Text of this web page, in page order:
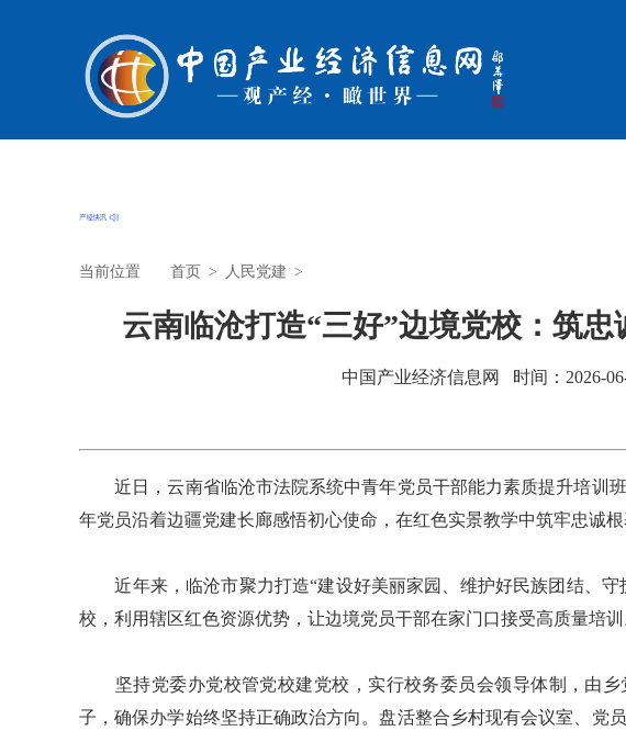
当前位置 首页 > 人民党建 >
云南临沧打造“三好”边境党校：筑
中国产业经济信息网 时间：2026-
近日，云南省临沧市法院系统中青年党员干部能力素质提升培训
年党员沿着边疆党建长廊感悟初心使命，在红色实景教学中筑牢忠诚根
近年来，临沧市聚力打造“建设好美丽家园、维护好民族团结、守
校，利用辖区红色资源优势，让边境党员干部在家门口接受高质量培训
坚持党委办党校管党校建党校，实行校务委员会领导体制，由乡
子，确保办学始终坚持正确政治方向。盘活整合乡村现有会议室、党